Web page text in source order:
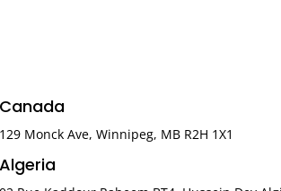
Canada
129 Monck Ave, Winnipeg, MB R2H 1X1
Algeria